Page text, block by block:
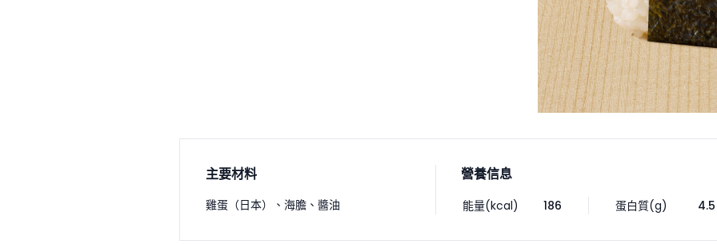
主要材料
雞蛋（日本） 、 海膽 、 醬油
營養信息
能量(kcal) 186 蛋白質(g) 4.5